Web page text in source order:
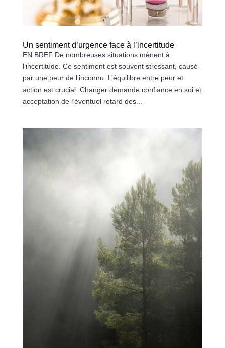
Un sentiment d’urgence face à l’incertitude
EN BREF De nombreuses situations mènent à
l’incertitude. Ce sentiment est souvent stressant, causé
par une peur de l’inconnu. L’équilibre entre peur et
action est crucial. Changer demande confiance en soi et
acceptation de l’éventuel retard des...